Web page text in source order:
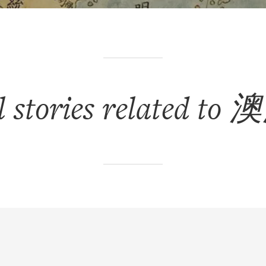
stories related to